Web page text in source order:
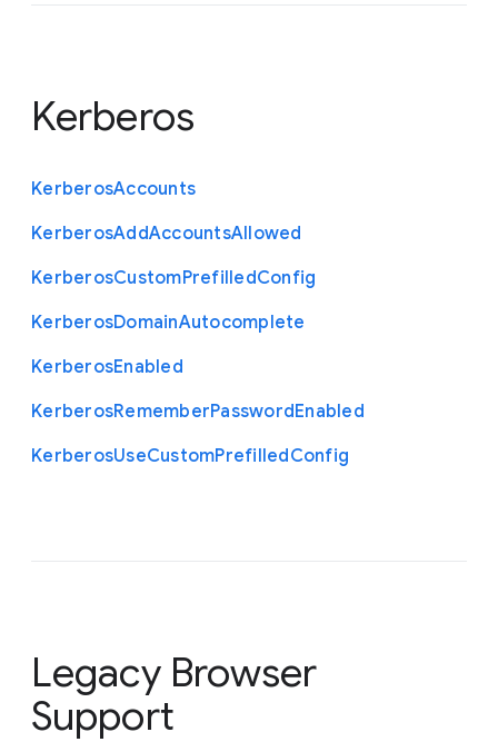
Kerberos
KerberosAccounts
KerberosAddAccountsAllowed
KerberosCustomPrefilledConfig
KerberosDomainAutocomplete
KerberosEnabled
KerberosRememberPasswordEnabled
KerberosUseCustomPrefilledConfig
Legacy Browser
Support